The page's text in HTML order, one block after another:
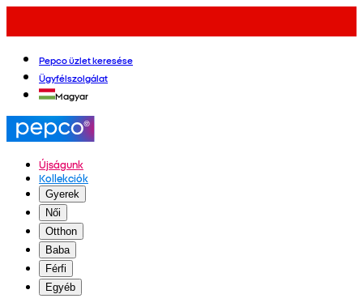
Pepco üzlet keresése
Ügyfélszolgálat
Magyar
Újságunk
Kollekciók
Gyerek
Női
Otthon
Baba
Férfi
Egyéb